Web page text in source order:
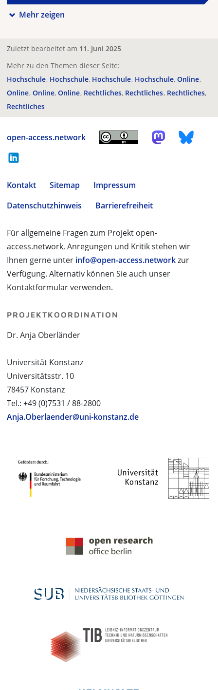
Mehr zeigen
Zuletzt bearbeitet am 11. Juni 2025
Mehr zu den Themen dieser Seite:
Hochschule Hochschule Hochschule Hochschule Online
Online Online Online Rechtliches Rechtliches Rechtliches
Rechtliches
open-access.network
Kontakt Sitemap
Impressum
Datenschutzhinweis
Barrierefreiheit
Für allgemeine Fragen zum Projekt open-
access.network, Anregungen und Kritik stehen wir
Ihnen gerne unter info@open-access.networkzur
Verfügung. Alternativ können Sie auch unser
Kontaktformular verwenden.
PROJEKTKOORDINATION
Dr. Anja Oberländer
Universität Konstanz
Universitätsstr. 10
78457 Konstanz
Tel.: +49 (0)7531 / 88-2800
Anja.Oberlaender@uni-konstanz.de